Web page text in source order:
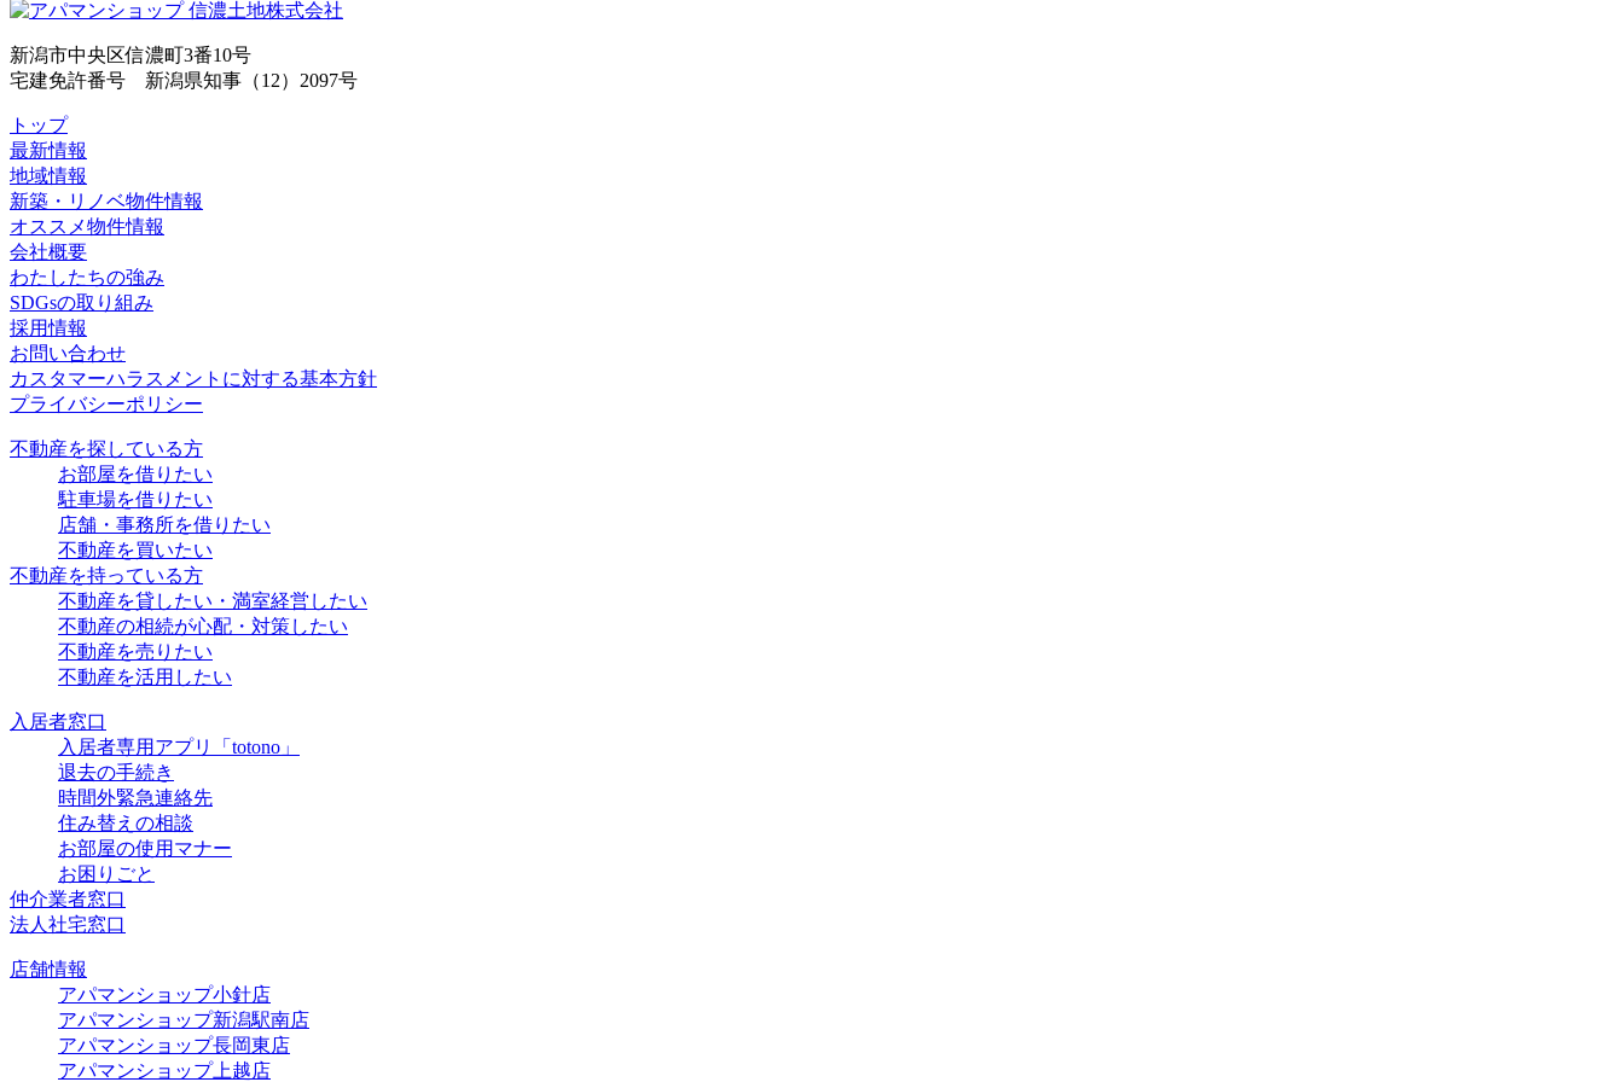
新潟市中央区信濃町3番10号
宅建免許番号 新潟県知事（12）2097号
トップ
最新情報
地域情報
新築・リノベ物件情報
オススメ物件情報
会社概要
わたしたちの強み
SDGsの取り組み
採用情報
お問い合わせ
カスタマーハラスメントに対する基本方針
プライバシーポリシー
不動産を探している方
お部屋を借りたい
駐車場を借りたい
店舗・事務所を借りたい
不動産を買いたい
不動産を持っている方
不動産を貸したい・満室経営したい
不動産の相続が心配・対策したい
不動産を売りたい
不動産を活用したい
入居者窓口
入居者専用アプリ「totono」
退去の手続き
時間外緊急連絡先
住み替えの相談
お部屋の使用マナー
お困りごと
仲介業者窓口
法人社宅窓口
店舗情報
アパマンショップ小針店
アパマンショップ新潟駅南店
アパマンショップ長岡東店
アパマンショップ上越店